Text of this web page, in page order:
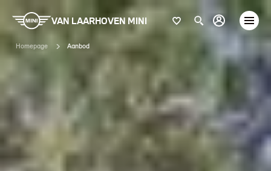
VAN LAARHOVEN MINI
Homepage Aanbod